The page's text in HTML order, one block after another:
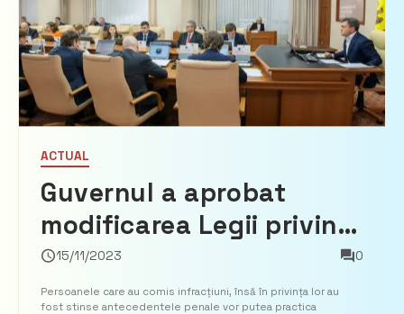
ACTUAL
Guvernul a aprobat
modificarea Legii privind
activitatea particulară
de detectiv și de pază
15/11/2023 0
Persoanele care au comis infracțiuni, însă în privința lor au
fost stinse antecedentele penale vor putea practica